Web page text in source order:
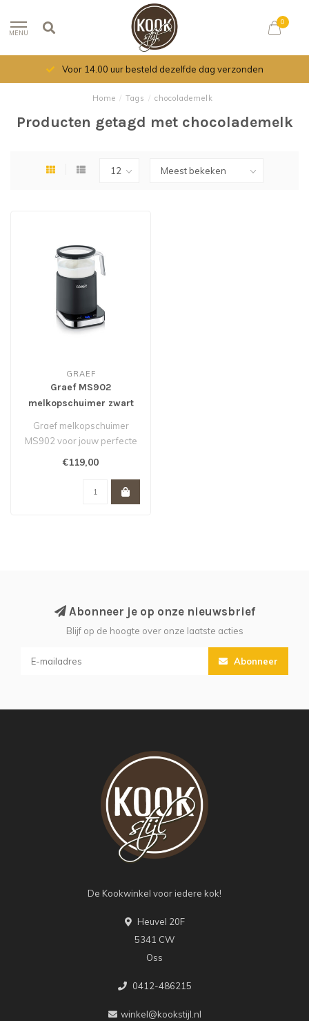
MENU
0
Voor 14.00 uur besteld dezelfde dag verzonden
Home / Tags / chocolademelk
Producten getagd met chocolademelk
GRAEF
Graef MS902
melkopschuimer zwart
Graef melkopschuimer
MS902 voor jouw perfecte
capuccino, latte machiato of
€119,00
Abonneer je op onze nieuwsbrief
Blijf op de hoogte over onze laatste acties
Abonneer
De Kookwinkel voor iedere kok!
Heuvel 20F
5341 CW
Oss
0412-486215
winkel@kookstijl.nl